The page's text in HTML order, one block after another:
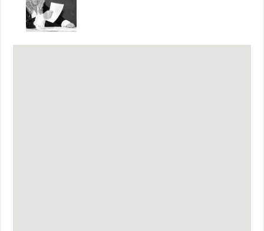
состав исполнителей). Всего семь раз удалось увидеть
постановку зрителям: после статьи в газете «Правда»